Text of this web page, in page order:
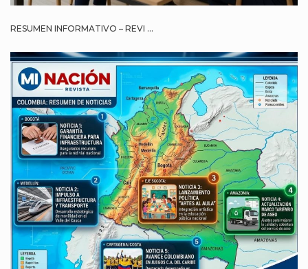
RESUMEN INFORMATIVO – REVI ...